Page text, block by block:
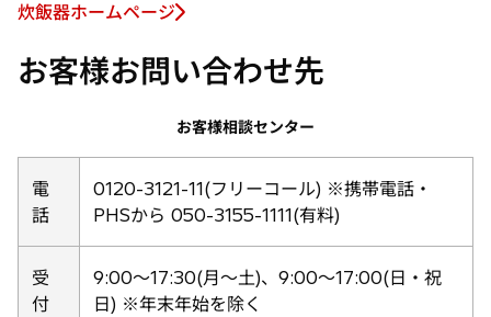
炊飯器ホームページ
新
い
で
開
く
お客様お問い合わせ先
お客様相談センター
電
話
0120-3121-11(フリーコール) ※携帯電話・
PHSから 050-3155-1111(有料)
受
付
9:00〜17:30(月〜土)、9:00〜17:00(日・祝
日) ※年末年始を除く